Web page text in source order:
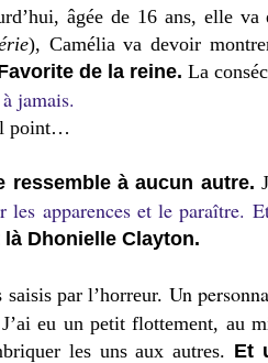
âgée de 16 ans, elle
), Camélia va devoir
de la reine. La
jamais.
point…
ressemble à aucun autre.
apparences et le paraître.
Dhonielle Clayton.
par l’horreur. Un
J’ai eu un petit flottement, au
les uns aux autres. Et